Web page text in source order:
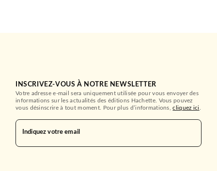
INSCRIVEZ-VOUS À NOTRE NEWSLETTER
Votre adresse e-mail sera uniquement utilisée pour vous envoyer des
informations sur les actualités des éditions Hachette. Vous pouvez
vous désinscrire à tout moment. Pour plus d’informations,cliquez ici
Indiquez votre email